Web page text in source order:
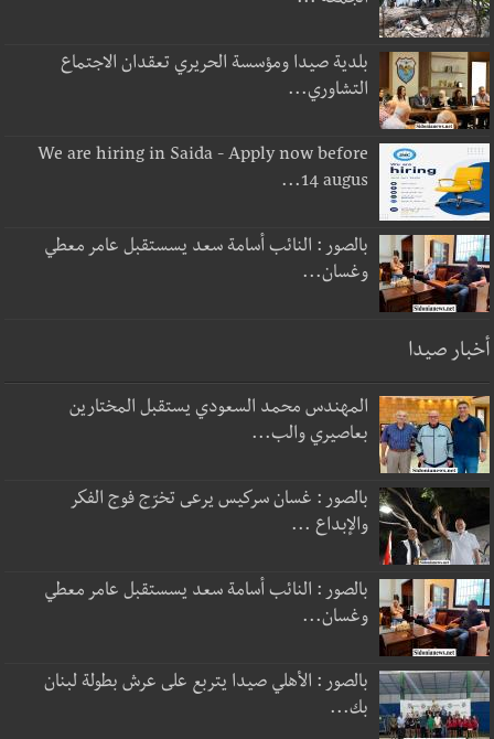
بلدية صيدا ومؤسسة الحريري تعقدان الاجتماع
التشاوري...
We are hiring in Saida - Apply now before
14 augus...
بالصور : النائب أسامة سعد يسستقبل عامر معطي
وغسان...
أخبار صيدا
المهندس محمد السعودي يستقبل المختارين
بعاصيري والب...
بالصور : غسان سركيس يرعى تخرّج فوج الفكر
والإبداع ...
بالصور : النائب أسامة سعد يسستقبل عامر معطي
وغسان...
بالصور : الأهلي صيدا يتربع على عرش بطولة لبنان
بك...